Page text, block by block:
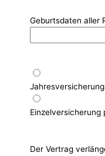
Geburtsdaten aller
Einzelversicherung
Der Vertrag